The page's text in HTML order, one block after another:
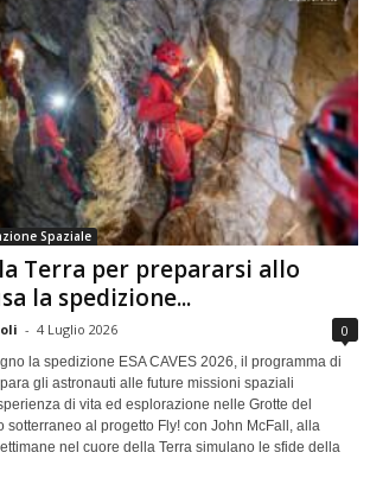
Spaziale
Terra per prepararsi allo
la spedizione...
- 4 Luglio 2026 0
la spedizione ESA CAVES 2026, il programma di
gli astronauti alle future missioni spaziali
di vita ed esplorazione nelle Grotte del
sotterraneo al progetto Fly! con John McFall, alla
nel cuore della Terra simulano le sfide della